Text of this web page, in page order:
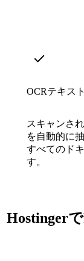
OCRテキス
スキャンさ
を自動的に
すべてのド
す。
Hostinger